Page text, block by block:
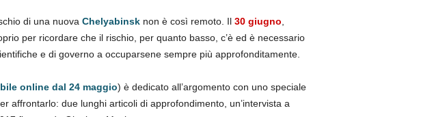
di una nuova Chelyabinsknon è così remoto. Il30 giugno
per ricordare che il rischio, per quanto basso, c’è ed è necessario
e di governo a occuparsene sempre più approfonditamente.
online dal 24 maggio) è dedicato all’argomento con uno speciale
affrontarlo: due lunghi articoli di approfondimento, un’intervista a